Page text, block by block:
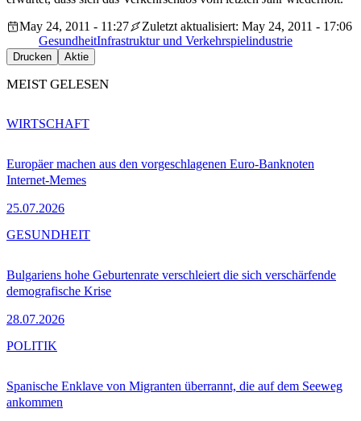
May 24, 2011 - 11:27
Zuletzt aktualisiert: May 24, 2011 - 17:06
GesundheitInfrastruktur und Verkehrspielindustrie
Drucken Aktie
MEIST GELESEN
Europäer machen aus den vorgeschlagenen Euro-Banknoten
Internet-Memes
25.07.2026
WIRTSCHAFT
Bulgariens hohe Geburtenrate verschleiert die sich verschärfende
demografische Krise
28.07.2026
GESUNDHEIT
Spanische Enklave von Migranten überrannt, die auf dem Seeweg
ankommen
POLITIK